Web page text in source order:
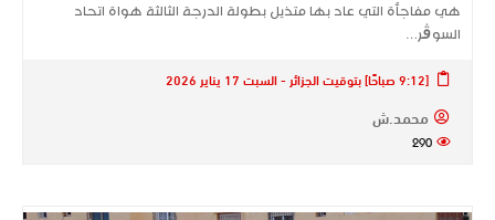
هي مفاجأة التي عاد بها متذيل بطولة الدرجة الثالثة هواة اتحاد
السوڨر…
[9:12 صباحًا] بتوقيت الجزائر - السبت 17 يناير 2026
محمد.ش
290